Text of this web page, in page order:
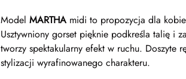
Model MARTHAmidi to propozycja dla
Usztywniony gorset pięknie podkreśla talię i
tworzy spektakularny efekt w ruchu. Doszyte
stylizacji wyrafinowanego charakteru.